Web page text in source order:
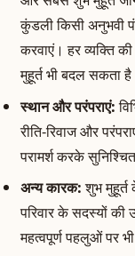
कुंडली किसी अनुभवी
करवाएं। हर व्यक्ति
मुहूर्त भी बदल सकता
स्थान और परंपराएं:
रीति-रिवाज और
परामर्श करके
अन्य कारक:शुभ मुहूर्त
परिवार के सदस्यों
महत्वपूर्ण पहलुओं पर